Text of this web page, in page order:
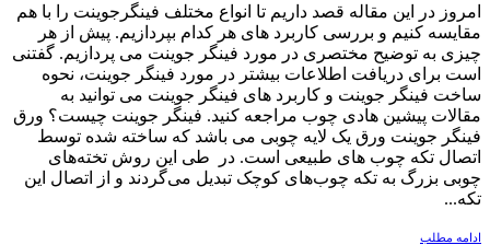
امروز در این مقاله قصد داریم تا انواع مختلف فینگرجوینت را با هم
مقایسه کنیم و بررسی کاربرد های هر کدام بپردازیم. پیش از هر
چیزی به توضیح مختصری در مورد فینگر جوینت می پردازیم. گفتنی
است برای دریافت اطلاعات بیشتر در مورد فینگر جوینت، نحوه
ساخت فینگر جوینت و کاربرد های فینگر جوینت می توانید به
مقالات پیشین هادی چوب مراجعه کنید. فینگر جوینت چیست؟ ورق
فینگر جوینت ورق یک لایه چوبی می باشد که ساخته شده توسط
اتصال تکه چوب های طبیعی است. در طی این روش تخته‌های
چوبی بزرگ به تکه چوب‌های کوچک تبدیل می‌گردند و از اتصال این
تکه...
ادامه مطلب